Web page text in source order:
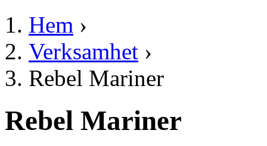
Hem ›
Verksamhet ›
Rebel Mariner
Rebel Mariner